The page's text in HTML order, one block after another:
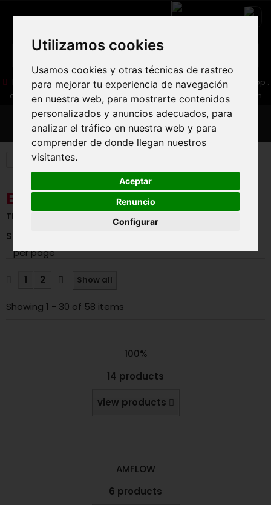
Utilizamos cookies
Usamos cookies y otras técnicas de rastreo
para mejorar tu experiencia de navegación
en nuestra web, para mostrarte contenidos
personalizados y anuncios adecuados, para
analizar el tráfico en nuestra web y para
comprender de donde llegan nuestros
visitantes.
Aceptar
Renuncio
Configurar
Boutique : 05 16 83 64 41/ Web :06 30 32 02 25
Web-Shop :
contact86@freecycle.fr / Atelier-SAV :freecyclesav@gmail.com
MENU
Manufacturers:
BRANDS
There are 58 brands
Show
per page
Show all
1 2
Showing 1 - 30 of 58 items
100%
14 products
view products
AMFLOW
6 products